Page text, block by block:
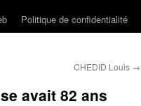
Politique de confidentialité
CHEDID Louis →
avait 82 ans